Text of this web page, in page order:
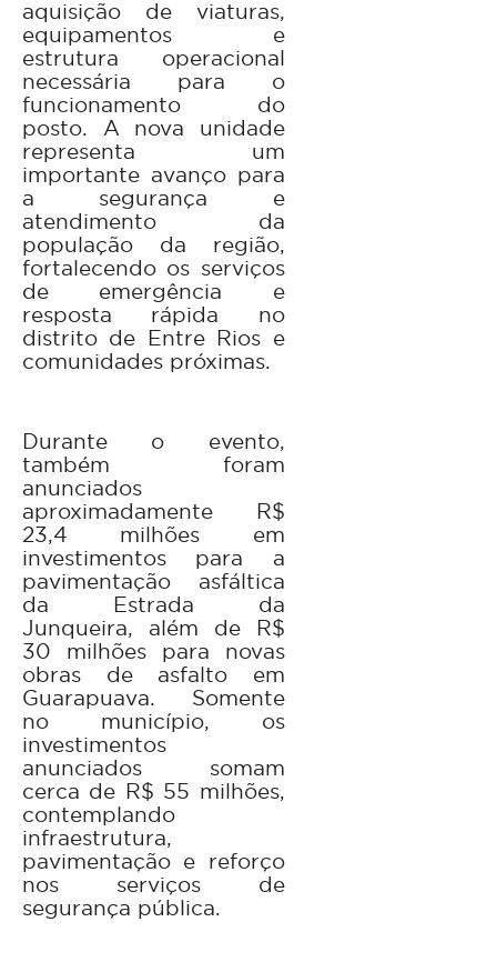
aquisição de viaturas,
equipamentos e
estrutura operacional
necessária para o
funcionamento do
posto. A nova unidade
representa um
importante avanço para
a segurança e
atendimento da
população da região,
fortalecendo os serviços
de emergência e
resposta rápida no
distrito de Entre Rios e
comunidades próximas.
Durante o evento,
também foram
anunciados
aproximadamente R$
23,4 milhões em
investimentos para a
pavimentação asfáltica
da Estrada da
Junqueira, além de R$
30 milhões para novas
obras de asfalto em
Guarapuava. Somente
no município, os
investimentos
anunciados somam
cerca de R$ 55 milhões,
contemplando
infraestrutura,
pavimentação e reforço
nos serviços de
segurança pública.